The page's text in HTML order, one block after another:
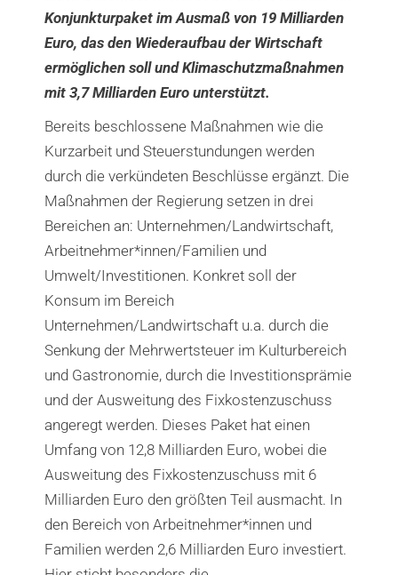
Konjunkturpaket im Ausmaß von 19 Milliarden
Euro, das den Wiederaufbau der Wirtschaft
ermöglichen soll und Klimaschutzmaßnahmen
mit 3,7 Milliarden Euro unterstützt.
Bereits beschlossene Maßnahmen wie die
Kurzarbeit und Steuerstundungen werden
durch die verkündeten Beschlüsse ergänzt. Die
Maßnahmen der Regierung setzen in drei
Bereichen an: Unternehmen/Landwirtschaft,
Arbeitnehmer*innen/Familien und
Umwelt/Investitionen. Konkret soll der
Konsum im Bereich
Unternehmen/Landwirtschaft u.a. durch die
Senkung der Mehrwertsteuer im Kulturbereich
und Gastronomie, durch die Investitionsprämie
und der Ausweitung des Fixkostenzuschuss
angeregt werden. Dieses Paket hat einen
Umfang von 12,8 Milliarden Euro, wobei die
Ausweitung des Fixkostenzuschuss mit 6
Milliarden Euro den größten Teil ausmacht. In
den Bereich von Arbeitnehmer*innen und
Familien werden 2,6 Milliarden Euro investiert.